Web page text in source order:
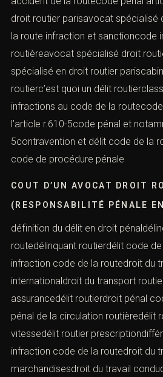
droit routier parisavocat spécialisé
la route infraction et sanctioncode
routièreavocat spécialisé droit
spécialisé en droit routier
routierc’est quoi un délit
infractions au code de la
l’article r.610-5code pénal et
5contravention et délit code de la
code de procédure pénale
COUT D’UN AVOCAT DROIT
(RESPONSABILITÉ PÉNALE
définition du délit en droit
routedélinquant routierdélit code
infraction code de la routedroit du
internationaldroit du transport
assurancedélit routierdroit pénal
pénal de la circulation routièredélit
vitessedélit routier
infraction code de la routedroit du
marchandisesdroit du travail